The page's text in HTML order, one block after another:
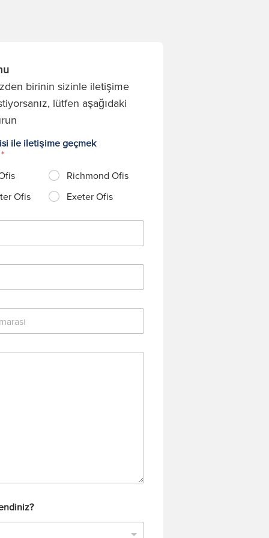
birinin sizinle iletişime
lütfen aşağıdaki
ile iletişime geçmek
*
Richmond Ofis
Ofis
Exeter Ofis